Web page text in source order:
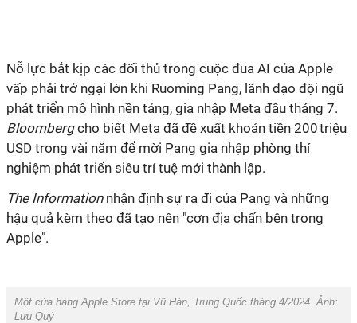
Nỗ lực bắt kịp các đối thủ trong cuộc đua AI của Apple
vấp phải trở ngại lớn khi Ruoming Pang, lãnh đạo đội ngũ
phát triển mô hình nền tảng, gia nhập Meta đầu tháng 7.
Bloombergcho biết Meta đã đề xuất khoản tiền 200 triệu
USD trong vài năm để mời Pang gia nhập phòng thí
nghiệm phát triển siêu trí tuệ mới thành lập.
The Informationnhận định sự ra đi của Pang và những
hậu quả kèm theo đã tạo nên "cơn địa chấn bên trong
Apple".
Một cửa hàng Apple Store tại Vũ Hán, Trung Quốc tháng 4/2024. Ảnh:
Lưu Quý